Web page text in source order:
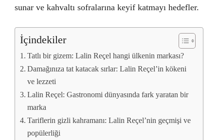
sunar ve kahvaltı sofralarına keyif katmayı hedefler.
İçindekiler
Tatlı bir gizem: Lalin Reçel hangi ülkenin markası?
Damağınıza tat katacak sırlar: Lalin Reçel’in kökeni
ve lezzeti
Lalin Reçel: Gastronomi dünyasında fark yaratan bir
marka
Tariflerin gizli kahramanı: Lalin Reçel’nin geçmişi ve
popülerliği